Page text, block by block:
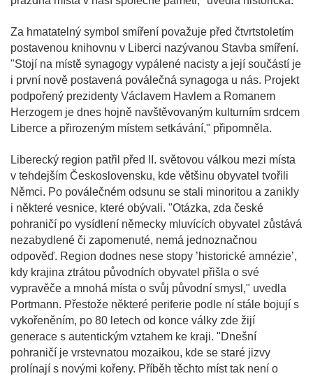
Za hmatatelný symbol smíření považuje před čtvrtstoletím
postavenou knihovnu v Liberci nazývanou Stavba smíření.
"Stojí na místě synagogy vypálené nacisty a její součástí je
i první nově postavená poválečná synagoga u nás. Projekt
podpořený prezidenty Václavem Havlem a Romanem
Herzogem je dnes hojně navštěvovaným kulturním srdcem
Liberce a přirozeným místem setkávání," připomněla.
Liberecký region patřil před II. světovou válkou mezi místa
v tehdejším Československu, kde většinu obyvatel tvořili
Němci. Po poválečném odsunu se stali minoritou a zanikly
i některé vesnice, které obývali. "Otázka, zda české
pohraničí po vysídlení německy mluvících obyvatel zůstává
nezabydlené či zapomenuté, nemá jednoznačnou
odpověď. Region dodnes nese stopy ’historické amnézie’,
kdy krajina ztrátou původních obyvatel přišla o své
vypravěče a mnohá místa o svůj původní smysl," uvedla
Portmann. Přestože některé periferie podle ní stále bojují s
vykořeněním, po 80 letech od konce války zde žijí
generace s autentickým vztahem ke kraji. "Dnešní
pohraničí je vrstevnatou mozaikou, kde se staré jizvy
prolínají s novými kořeny. Příběh těchto míst tak není o